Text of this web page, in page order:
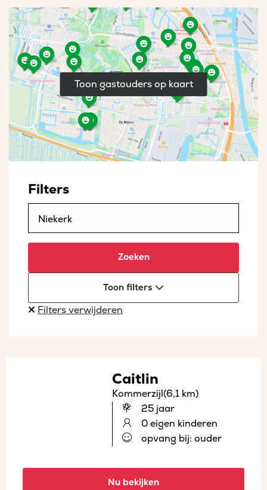
Toon gastouders op kaart
Filters
Zoeken
Toon filters
Filters verwijderen
Caitlin
Kommerzijl(6,1 km)
25 jaar
0 eigen kinderen
opvang bij: ouder
Nu bekijken